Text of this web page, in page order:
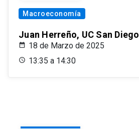
Macroeconomía
Juan Herreño, UC San Diego
18 de Marzo de 2025
13:35 a 14:30